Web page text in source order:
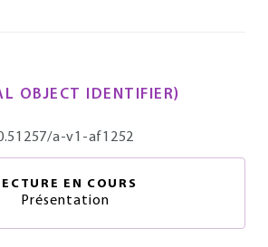
OBJECT IDENTIFIER)
a-v1-af1252
EN COURS
Présentation